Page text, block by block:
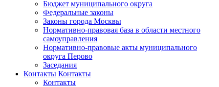
Бюджет муниципального округа
Федеральные законы
Законы города Москвы
Нормативно-правовая база в области местного
самоуправления
Нормативно-правовые акты муниципального
округа Перово
Заседания
Контакты Контакты
Контакты